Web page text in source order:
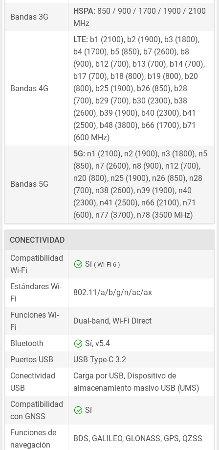
Bandas 3G
HSPA: 850 / 900 / 1700 / 1900 / 2100
MHz
Bandas 4G
LTE: b1 (2100), b2 (1900), b3 (1800),
b4 (1700), b5 (850), b7 (2600), b8
(900), b12 (700), b13 (700), b14 (700),
b17 (700), b18 (800), b19 (800), b20
(800), b25 (1900), b26 (850), b28
(700), b29 (700), b30 (2300), b38
(2600), b39 (1900), b40 (2300), b41
(2500), b48 (3800), b66 (1700), b71
(600 MHz)
Bandas 5G
5G: n1 (2100), n2 (1900), n3 (1800), n5
(850), n7 (2600), n8 (900), n12 (700),
n20 (800), n25 (1900), n26 (850), n28
(700), n38 (2600), n39 (1900), n40
(2300), n41 (2500), n66 (2100), n71
(600), n77 (3700), n78 (3500 MHz)
CONECTIVIDAD
Compatibilidad
Wi-Fi
Sí ( Wi-Fi 6 )
Estándares Wi-
Fi
802.11/a/b/g/n/ac/ax
Funciones Wi-
Fi
Dual-band, Wi-Fi Direct
Bluetooth
Sí, v5.4
Puertos USB
USB Type-C 3.2
Conectividad
USB
Carga por USB, Dispositivo de
almacenamiento masivo USB (UMS)
Compatibilidad
con GNSS
Sí
Funciones de
navegación
BDS, GALILEO, GLONASS, GPS, QZSS